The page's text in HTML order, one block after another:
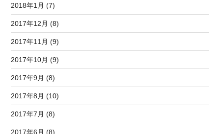
2018年1月 (7)
2017年12月 (8)
2017年11月 (9)
2017年10月 (9)
2017年9月 (8)
2017年8月 (10)
2017年7月 (8)
2017年6月 (8)